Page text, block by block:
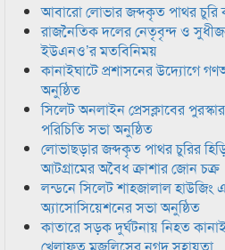
আবারো লোভার জব্দকৃত পাথর চুরি
রাজনৈতিক দলের নেতৃবৃন্দ ও
ইউএনও’র মতবিনিময়
কানাইঘাটে প্রশাসনের উদ্যোগে
অনুষ্ঠিত
সিলেট অনলাইন প্রেসক্লাবের
পরিচিতি সভা অনুষ্ঠিত
লোভাছড়ার জব্দকৃত পাথর চুরির
আটগ্রামের অবৈধ ক্রাশার জোন চক্র
লন্ডনে সিলেট শাহজালাল হাউজিং
অ্যাসোসিয়েশনের সভা অনুষ্ঠিত
কাতারে সড়ক দুর্ঘটনায় নিহত